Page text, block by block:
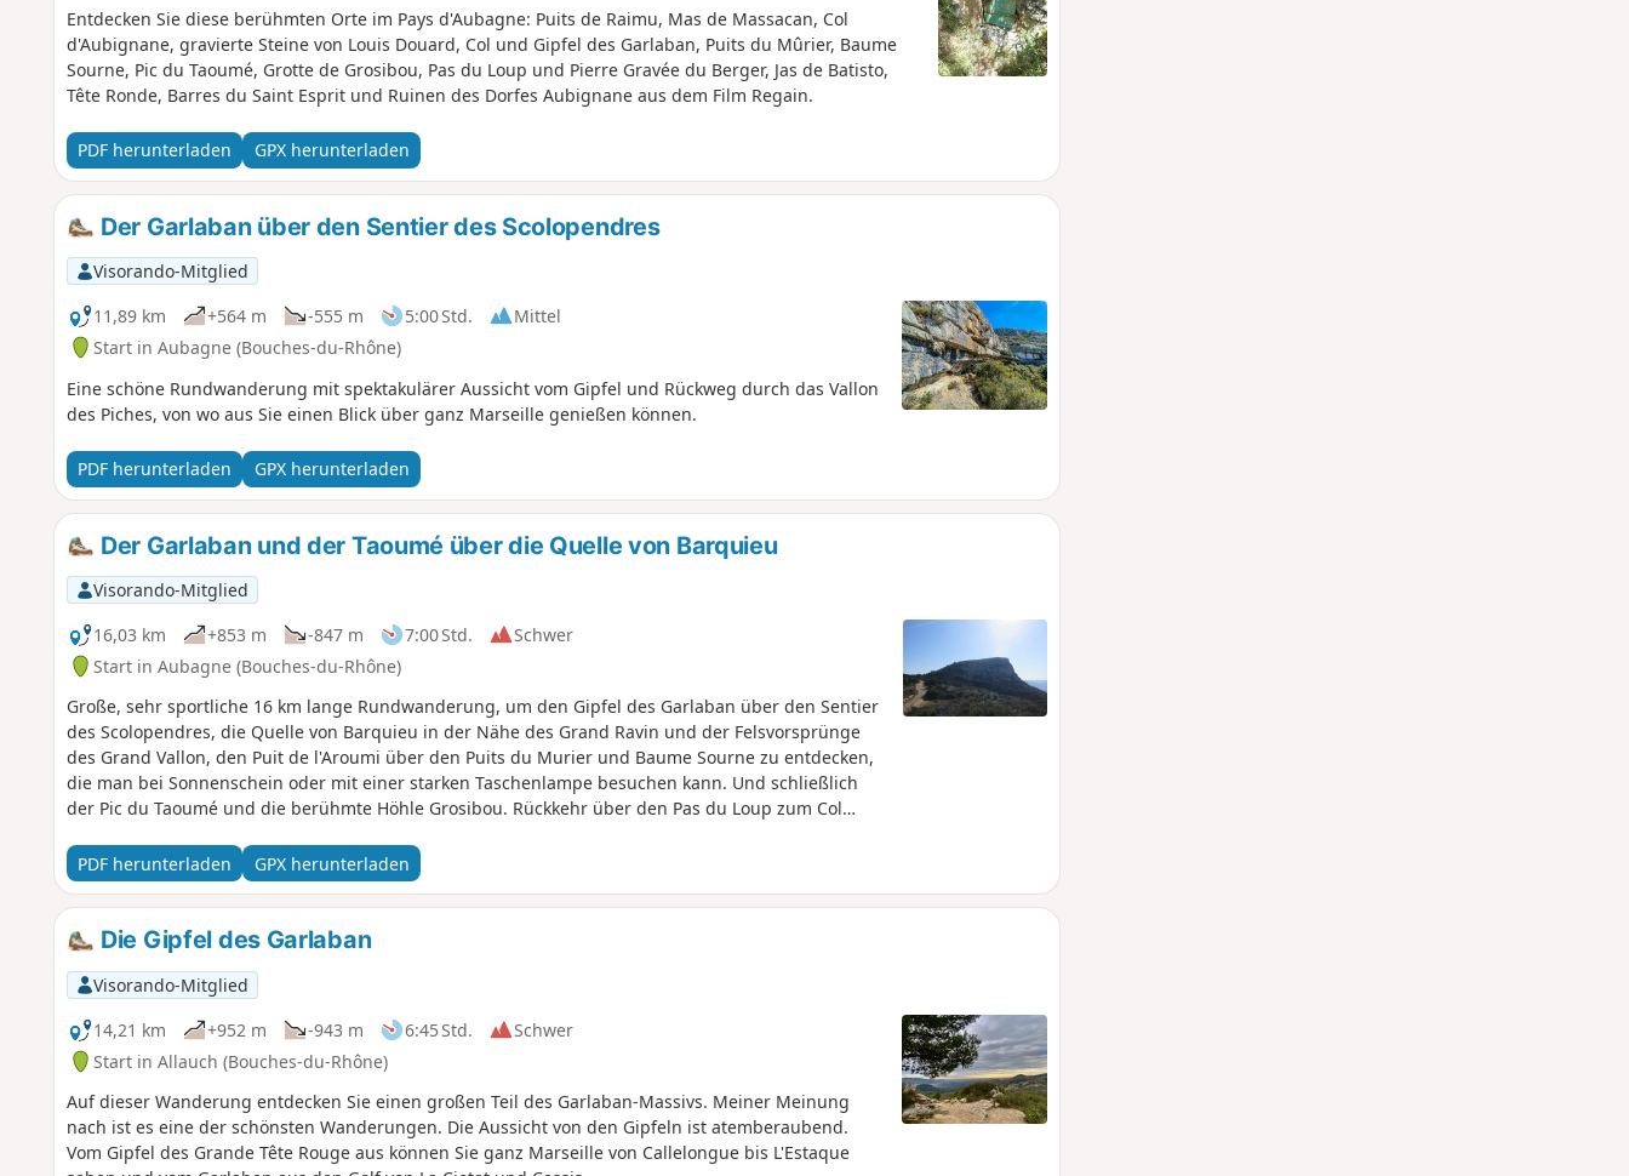
Entdecken Sie diese berühmten Orte im Pays d'Aubagne: Puits de Raimu, Mas de Massacan, Col
d'Aubignane, gravierte Steine von Louis Douard, Col und Gipfel des Garlaban, Puits du Mûrier, Baume
Sourne, Pic du Taoumé, Grotte de Grosibou, Pas du Loup und Pierre Gravée du Berger, Jas de Batisto,
Tête Ronde, Barres du Saint Esprit und Ruinen des Dorfes Aubignane aus dem Film Regain.
PDF herunterladen GPX herunterladen
Der Garlaban über den Sentier des Scolopendres
Visorando-Mitglied
11,89 km
+564 m -555 m 5:00 Std.
Mittel
Start in Aubagne (Bouches-du-Rhône)
Eine schöne Rundwanderung mit spektakulärer Aussicht vom Gipfel und Rückweg durch das Vallon
des Piches, von wo aus Sie einen Blick über ganz Marseille genießen können.
PDF herunterladen GPX herunterladen
Der Garlaban und der Taoumé über die Quelle von Barquieu
Visorando-Mitglied
16,03 km
+853 m -847 m 7:00 Std.
Schwer
Start in Aubagne (Bouches-du-Rhône)
Große, sehr sportliche 16 km lange Rundwanderung, um den Gipfel des Garlaban über den Sentier
des Scolopendres, die Quelle von Barquieu in der Nähe des Grand Ravin und der Felsvorsprünge
des Grand Vallon, den Puit de l'Aroumi über den Puits du Murier und Baume Sourne zu entdecken,
die man bei Sonnenschein oder mit einer starken Taschenlampe besuchen kann. Und schließlich
der Pic du Taoumé und die berühmte Höhle Grosibou. Rückkehr über den Pas du Loup zum Col
PDF herunterladen
GPX herunterladen
Die Gipfel des Garlaban
Visorando-Mitglied
14,21 km
+952 m -943 m 6:45 Std.
Schwer
Start in Allauch (Bouches-du-Rhône)
Auf dieser Wanderung entdecken Sie einen großen Teil des Garlaban-Massivs. Meiner Meinung
nach ist es eine der schönsten Wanderungen. Die Aussicht von den Gipfeln ist atemberaubend.
Vom Gipfel des Grande Tête Rouge aus können Sie ganz Marseille von Callelongue bis L'Estaque